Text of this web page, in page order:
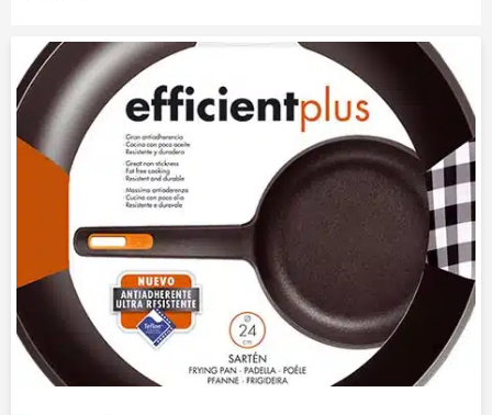
Sartén
Bra
Efficientplus